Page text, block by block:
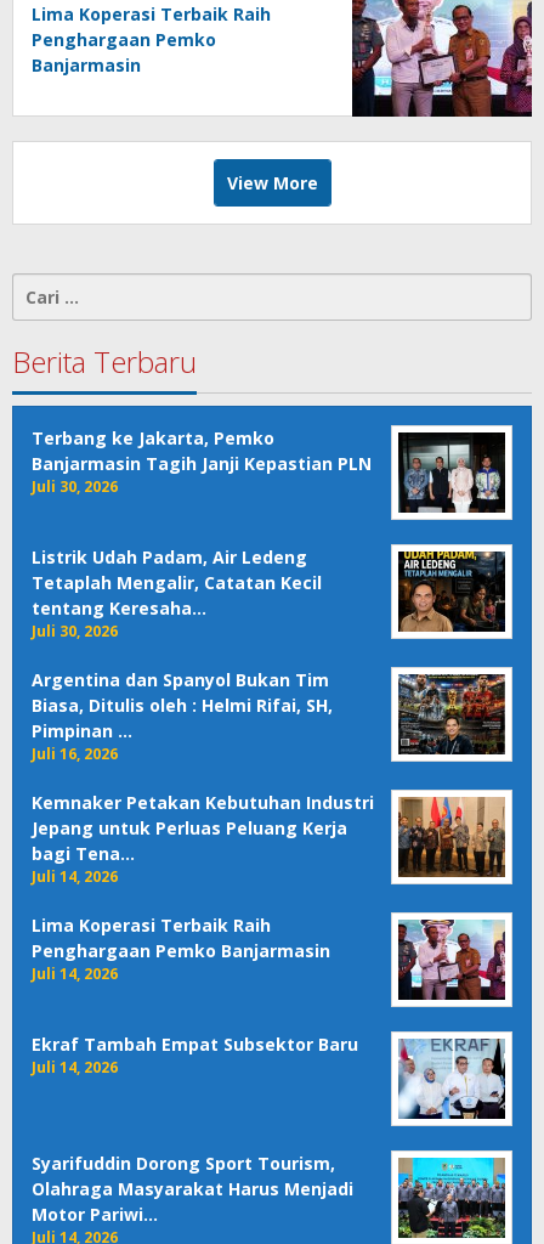
Lima Koperasi Terbaik Raih
Penghargaan Pemko
Banjarmasin
View More
untuk:
Berita Terbaru
Terbang ke Jakarta, Pemko
Banjarmasin Tagih Janji Kepastian PLN
Juli 30, 2026
Listrik Udah Padam, Air Ledeng
Tetaplah Mengalir, Catatan Kecil
tentang Keresaha…
Juli 30, 2026
Argentina dan Spanyol Bukan Tim
Biasa, Ditulis oleh : Helmi Rifai, SH,
Pimpinan …
Juli 16, 2026
Kemnaker Petakan Kebutuhan Industri
Jepang untuk Perluas Peluang Kerja
bagi Tena…
Juli 14, 2026
Lima Koperasi Terbaik Raih
Penghargaan Pemko Banjarmasin
Juli 14, 2026
Ekraf Tambah Empat Subsektor Baru
Juli 14, 2026
Syarifuddin Dorong Sport Tourism,
Olahraga Masyarakat Harus Menjadi
Motor Pariwi…
Juli 14, 2026